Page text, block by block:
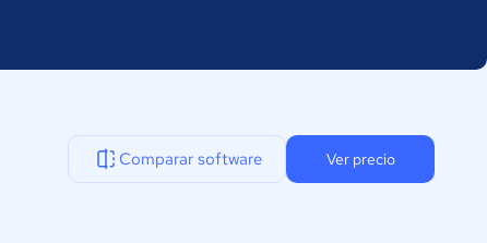
Comparar software Ver precio